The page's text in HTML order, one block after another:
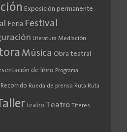
Exposición permanente
Feria Festival
Literatura Mediación
Música Obra teatral
de libro Programa
Recorrido Rueda de prensa Ruta Ruta
teatro Teatro Títeres